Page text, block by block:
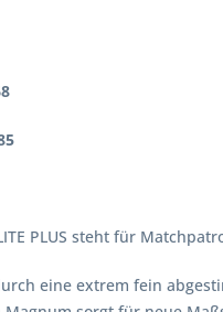
PLUS steht für
eine extrem fein